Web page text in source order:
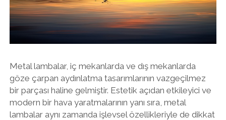
Metal lambalar, iç mekanlarda ve dış mekanlarda
göze çarpan aydınlatma tasarımlarının vazgeçilmez
bir parçası haline gelmiştir. Estetik açıdan etkileyici ve
modern bir hava yaratmalarının yanı sıra, metal
lambalar aynı zamanda işlevsel özellikleriyle de dikkat